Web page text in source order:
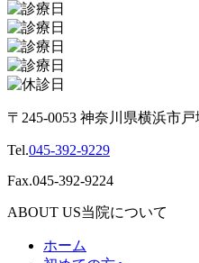
〒245-0053 神奈川県横浜市
Tel.045-392-9229
Fax.045-392-9224
ABOUT US当院について
ホーム